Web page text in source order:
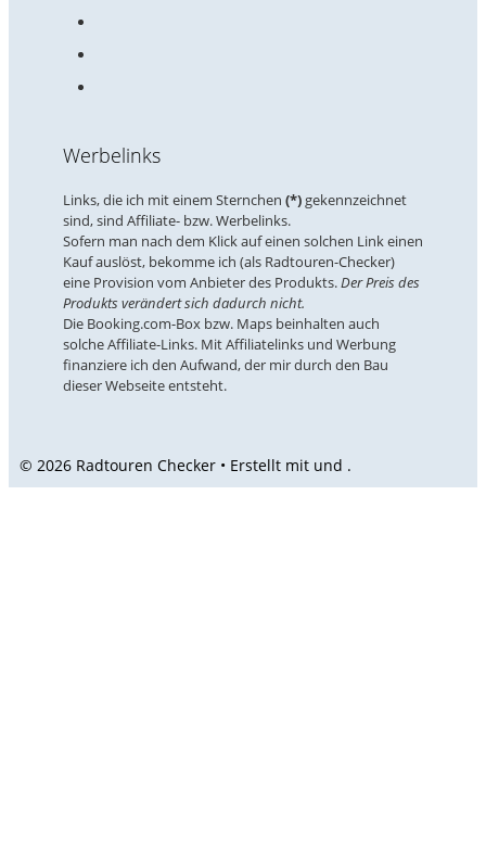
Werbelinks
Links, die ich mit einem Sternchen (*)gekennzeichnet
sind, sind Affiliate- bzw. Werbelinks.
Sofern man nach dem Klick auf einen solchen Link einen
Kauf auslöst, bekomme ich (als Radtouren-Checker)
eine Provision vom Anbieter des Produkts.Der Preis des
Produkts verändert sich dadurch nicht.
Die Booking.com-Box bzw. Maps beinhalten auch
solche Affiliate-Links. Mit Affiliatelinks und Werbung
finanziere ich den Aufwand, der mir durch den Bau
dieser Webseite entsteht.
© 2026 Radtouren Checker • Erstellt mit und .